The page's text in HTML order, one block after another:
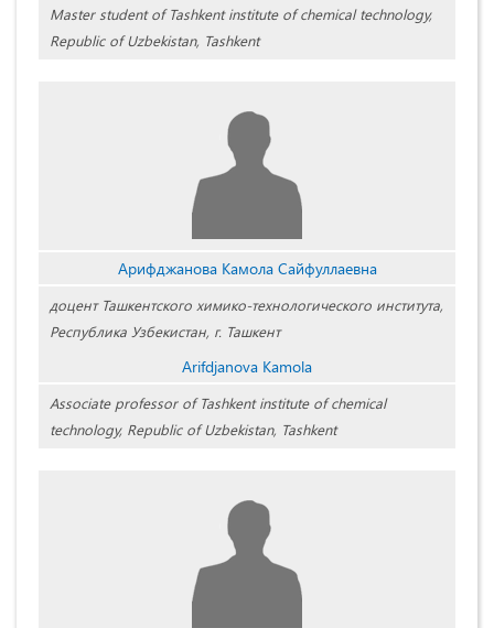
Master student of Tashkent institute of chemical technology,
Republic of Uzbekistan, Tashkent
Арифджанова Камола Сайфуллаевна
доцент Ташкентского химико-технологического института,
Республика Узбекистан, г. Ташкент
Arifdjanova Kamola
Associate professor of Tashkent institute of chemical
technology, Republic of Uzbekistan, Tashkent